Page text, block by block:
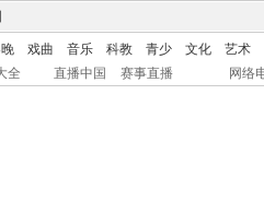
戏曲 音乐 科教 青少 文化
艺术
全 直播中国 赛事直播 网络